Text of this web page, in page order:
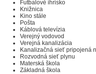
Futbalové ihrisko
Knižnica
Kino stále
Pošta
Káblová televízia
Verejný vodovod
Verejná kanalizácia
Kanalizačná sieť pripojená
Rozvodná sieť plynu
Materská škola
Základná škola